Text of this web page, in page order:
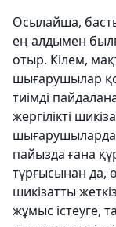
Осылайша,
ең алдымен
отыр. Кілем,
шығарушылар
тиімді
жергілікті
шығарушыларда
пайызда ғана
тұрғысынан да,
шикізатты
жұмыс істеуге,